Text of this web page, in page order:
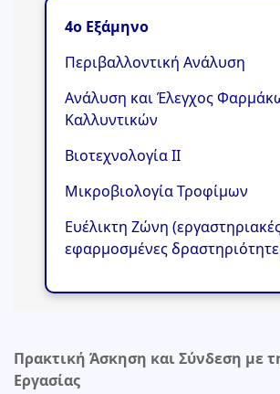
4ο Εξάμηνο
Περιβαλλοντική Ανάλυση
Ανάλυση και Έλεγχος
Καλλυντικών
Βιοτεχνολογία ΙΙ
Μικροβιολογία Τροφίμων
Ευέλικτη Ζώνη
εφαρμοσμένες
Πρακτική Άσκηση και Σύνδεση με
Εργασίας